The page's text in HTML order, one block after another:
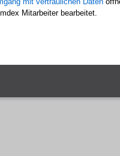
Mitarbeiter bearbeitet.